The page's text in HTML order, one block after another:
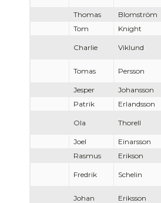
Thomas
Blomström
Tom
Knight
Charlie Viklund
Tomas Persson
Jesper
Johansson
Patrik
Erlandsson
Ola Thorell
Joel
Einarsson
Rasmus
Erikson
Fredrik Schelin
Johan Eriksson